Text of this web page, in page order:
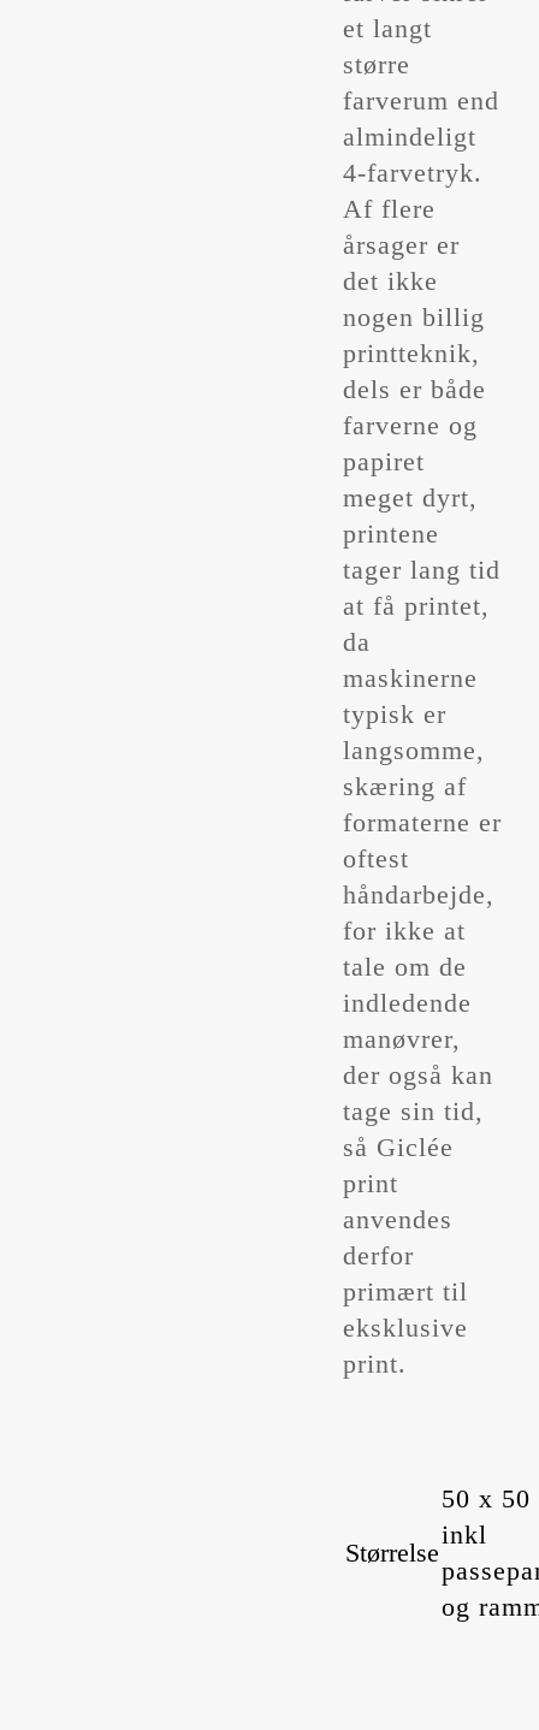
et langt
større
farverum end
almindeligt
4-farvetryk.
Af flere
årsager er
det ikke
nogen billig
printteknik,
dels er både
farverne og
papiret
meget dyrt,
printene
tager lang tid
at få printet,
da
maskinerne
typisk er
langsomme,
skæring af
formaterne er
oftest
håndarbejde,
for ikke at
tale om de
indledende
manøvrer,
der også kan
tage sin tid,
så Giclée
print
anvendes
derfor
primært til
eksklusive
print.
Størrelse
50 x 50
inkl
og